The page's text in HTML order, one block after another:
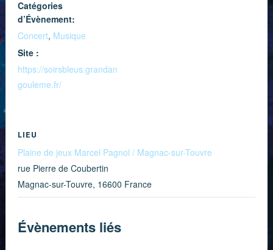
Catégories
d’Évènement:
Concert, Musique
Site :
https://soirsbleus.grandan
gouleme.fr/
LIEU
Plaine de jeux Marcel Pagnol / Magnac-sur-Touvre
rue Pierre de Coubertin
Magnac-sur-Touvre, 16600 France
Évènements liés